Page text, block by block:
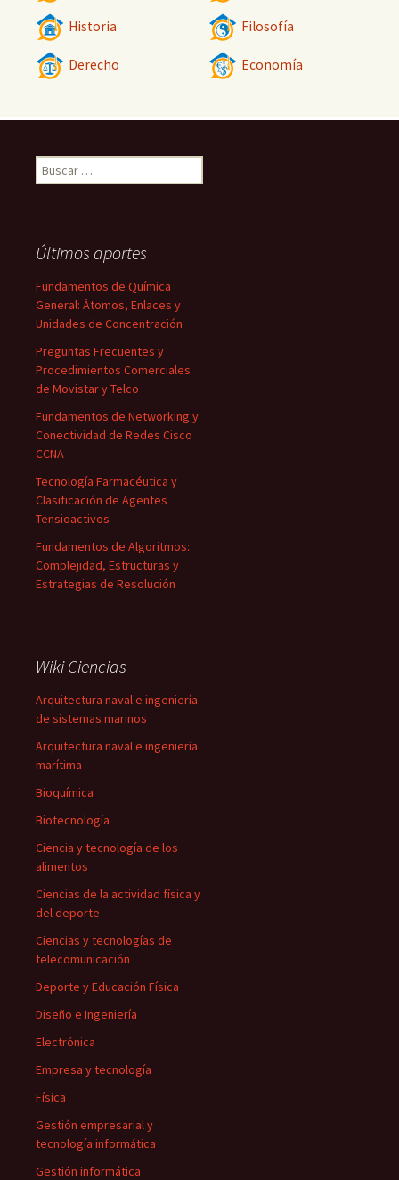
Historia Filosofía
Derecho Economía
Buscar:
Últimos aportes
Fundamentos de Química
General: Átomos, Enlaces y
Unidades de Concentración
Preguntas Frecuentes y
Procedimientos Comerciales
de Movistar y Telco
Fundamentos de Networking y
Conectividad de Redes Cisco
CCNA
Tecnología Farmacéutica y
Clasificación de Agentes
Tensioactivos
Fundamentos de Algoritmos:
Complejidad, Estructuras y
Estrategias de Resolución
Wiki Ciencias
Arquitectura naval e ingeniería
de sistemas marinos
Arquitectura naval e ingeniería
marítima
Bioquímica
Biotecnología
Ciencia y tecnología de los
alimentos
Ciencias de la actividad física y
del deporte
Ciencias y tecnologías de
telecomunicación
Deporte y Educación Física
Diseño e Ingeniería
Electrónica
Empresa y tecnología
Física
Gestión empresarial y
tecnología informática
Gestión informática